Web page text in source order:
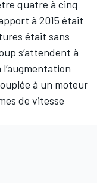
quatre à cinq
à 2015 était
était sans
s’attendent à
à un moteur
de vitesse